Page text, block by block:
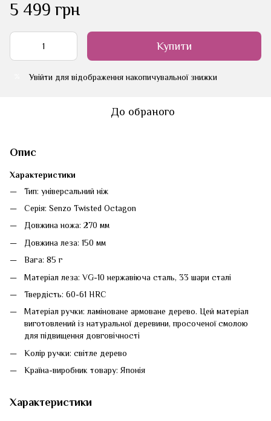
5 499 грн
Купити
Увійти для відображення накопичувальної знижки
До обраного
Опис
Характеристики
Тип: універсальний ніж
Серія: Senzo Twisted Octagon
Довжина ножа: 270 мм
Довжина леза: 150 мм
Вага: 85 г
Матеріал леза: VG-10 нержавіюча сталь, 33 шари сталі
Твердість: 60-61 HRC
Матеріал ручки: ламіноване армоване дерево. Цей матеріал
виготовлений із натуральної деревини, просоченої смолою
для підвищення довговічності
Колір ручки: світле дерево
Країна-виробник товару: Японія
Характеристики